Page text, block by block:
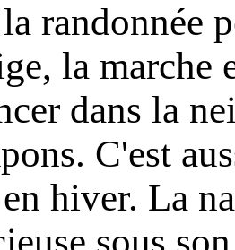
randonnée
la marche
dans la
C'est
hiver. La